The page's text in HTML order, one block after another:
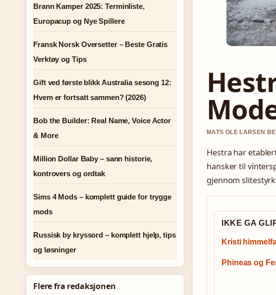
MATS OLE LARSEN
Hestra har
hansker til
gjennom
IKKE GA
Kristi
Phineas og
Brann Kamper 2025: Terminliste,
Europacup og Nye Spillere
Fransk Norsk Oversetter – Beste Gratis
Verktøy og Tips
Gift ved første blikk Australia sesong 12:
Hvem er fortsatt sammen? (2026)
Bob the Builder: Real Name, Voice Actor
& More
Million Dollar Baby – sann historie,
kontrovers og ordtak
Sims 4 Mods – komplett guide for trygge
mods
Russisk by kryssord – komplett hjelp, tips
og løsninger
Flere fra redaksjonen